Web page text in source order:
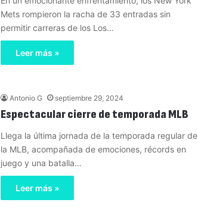
Mets rompieron la racha de 33 entradas sin
permitir carreras de los Los…
Leer más »
Antonio G septiembre 29, 2024
Espectacular cierre de temporada MLB
Llega la última jornada de la temporada regular de
la MLB, acompañada de emociones, récords en
juego y una batalla…
Leer más »